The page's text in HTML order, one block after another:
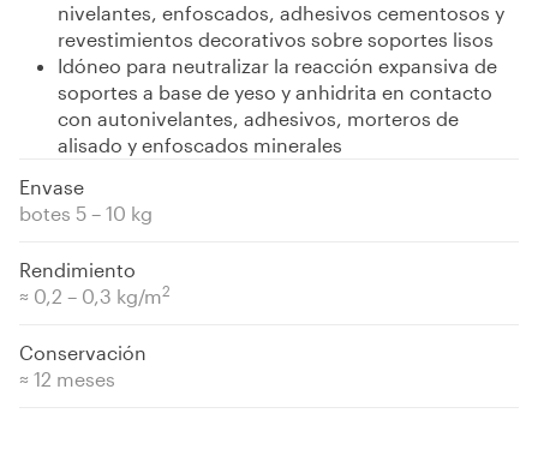
nivelantes, enfoscados, adhesivos cementosos y
revestimientos decorativos sobre soportes lisos
Idóneo para neutralizar la reacción expansiva de
soportes a base de yeso y anhidrita en contacto
con autonivelantes, adhesivos, morteros de
alisado y enfoscados minerales
Envase
botes 5 – 10 kg
Rendimiento
≈ 0,2 – 0,3 kg/m2
Conservación
≈ 12 meses